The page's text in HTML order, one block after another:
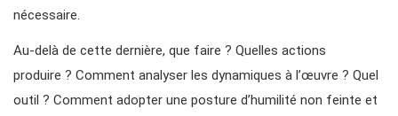
nécessaire.
Au-delà de cette dernière, que faire ? Quelles actions
produire ? Comment analyser les dynamiques à l’œuvre ? Quel
outil ? Comment adopter une posture d’humilité non feinte et